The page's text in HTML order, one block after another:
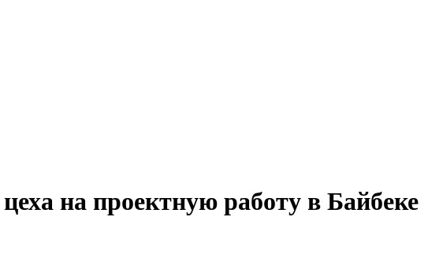
на проектную работу в Байбеке